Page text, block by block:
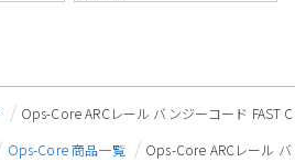
Ops-Core ARCレール バンジーコード FAST
Ops-Core 商品一覧
Ops-Core ARCレール